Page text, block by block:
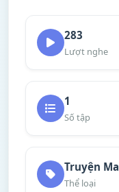
283
Lượt nghe
1
Số tập
Truyện Ma
Thể loại